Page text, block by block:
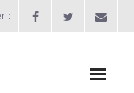
: